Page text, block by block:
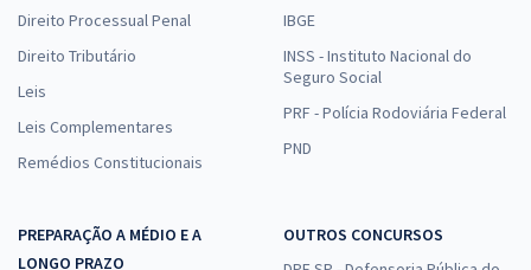
Direito Processual Penal
Direito Tributário
Leis
Leis Complementares
Remédios Constitucionais
IBGE
INSS - Instituto Nacional do
Seguro Social
PRF - Polícia Rodoviária Federal
PND
PREPARAÇÃO A MÉDIO E A
LONGO PRAZO
OUTROS CONCURSOS